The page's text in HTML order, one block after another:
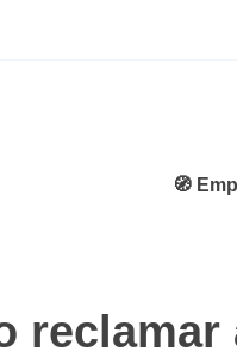
🧭
reclamar